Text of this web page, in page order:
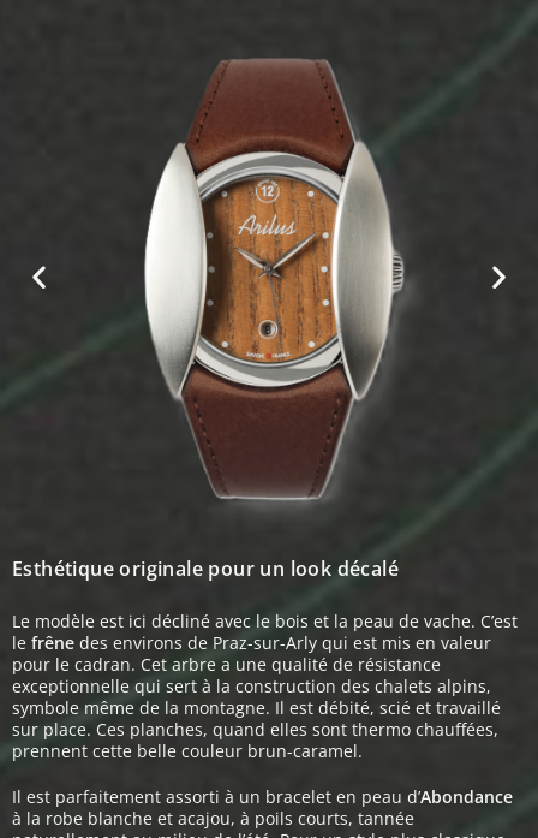
Esthétique originale pour un look décalé
Le modèle est ici décliné avec le bois et la peau de vache. C’est
le frêne des environs de Praz-sur-Arly qui est mis en valeur
pour le cadran. Cet arbre a une qualité de résistance
exceptionnelle qui sert à la construction des chalets alpins,
symbole même de la montagne. Il est débité, scié et travaillé
sur place. Ces planches, quand elles sont thermo chauffées,
prennent cette belle couleur brun-caramel.
Il est parfaitement assorti à un bracelet en peau d’Abondance
à la robe blanche et acajou, à poils courts, tannée